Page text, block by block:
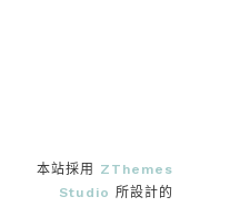
本站採用 ZThemes
Studio 所設計的